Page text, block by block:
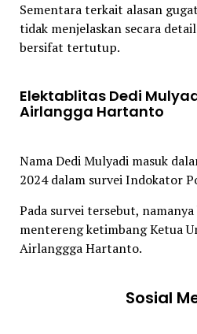
Sementara terkait alasan
tidak menjelaskan secara
bersifat tertutup.
Elektablitas Dedi
Airlangga Hartanto
Nama Dedi Mulyadi masuk
2024 dalam survei Indokator
Pada survei tersebut,
mentereng ketimbang Ketua
Airlanggga Hartanto.
Sosial